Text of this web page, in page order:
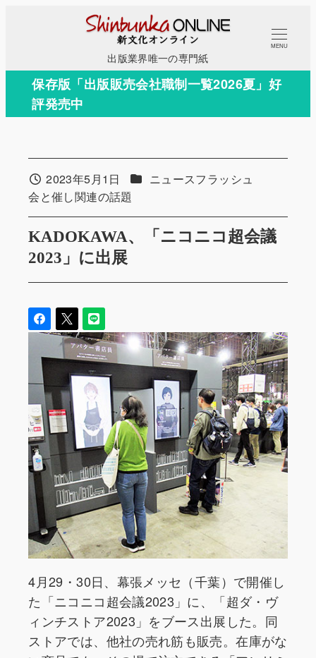
コ
テ
出版業界唯一の専門紙
MENU
保存版「出版販売会社職制一覧2026夏」好
評発売中
KADOKAWA、「ニコニコ超会議
2023」に出展
投稿日2023年5月1日 カテゴリー
ニュースフラッシュ
カテゴリー
会と催し関連の話題
4月29・30日、幕張メッセ（千葉）で開催し
た「ニコニコ超会議2023」に、「超ダ・ヴ
ィンチストア2023」をブース出展した。同
ストアでは、他社の売れ筋も販売。在庫がな